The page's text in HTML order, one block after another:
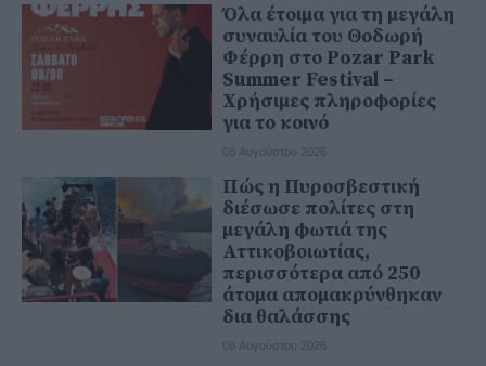
Όλα έτοιμα για τη μεγάλη
συναυλία του Θοδωρή
Φέρρη στο Pozar Park
Summer Festival –
Χρήσιμες πληροφορίες
για το κοινό
08 Αυγούστου 2026
Πώς η Πυροσβεστική
διέσωσε πολίτες στη
μεγάλη φωτιά της
Αττικοβοιωτίας,
περισσότερα από 250
άτομα απομακρύνθηκαν
δια θαλάσσης
08 Αυγούστου 2026